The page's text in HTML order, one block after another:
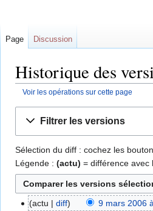
Historique des
Voir les opérations sur cette page
navigation
recherche
Filtrer les versions
Sélection du diff : cochez les
Légende : (actu) = différence avec
actu diff 9 mars 2006
Page Discussion